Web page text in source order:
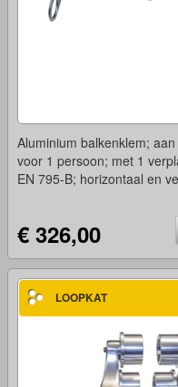
Aluminium balkenklem;
voor 1 persoon; met 1
EN 795-B; horizontaal en
€ 326,00
LOOPKAT